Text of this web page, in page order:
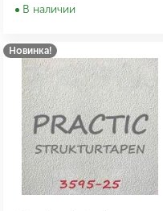
В наличии
Новинка!